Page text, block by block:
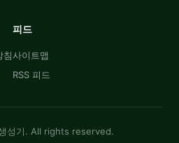
침
피드
사이트맵
RSS 피드
성기. All rights reserved.